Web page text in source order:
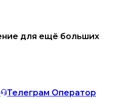
для ещё больших
Телеграм Оператор